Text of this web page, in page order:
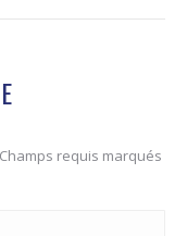
requis marqués